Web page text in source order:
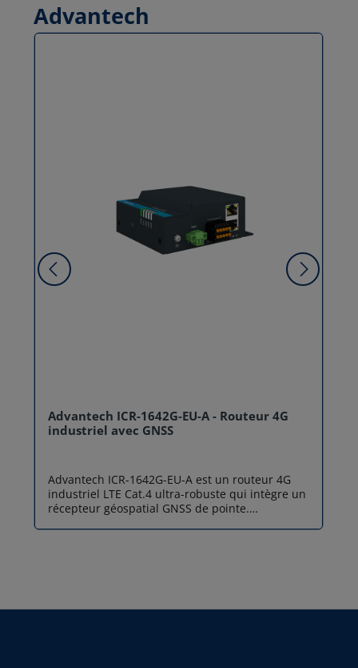
Advantech
Advantech ICR-1642G-EU-A - Routeur 4G
industriel avec GNSS
Advantech ICR-1642G-EU-A est un routeur 4G
industriel LTE Cat.4 ultra-robuste qui intègre un
récepteur géospatial GNSS de pointe.
géographique de vos infrastructures mobiles en